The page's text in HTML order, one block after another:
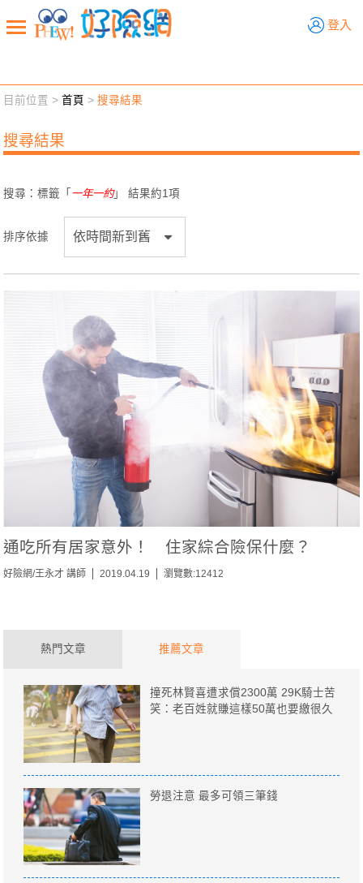
登入
新聞觀點 業務交流
退休先準備 好險學堂 輔銷工具 活動專區
目前位置 >首頁 >搜尋結果
搜尋結果
搜尋：標籤「 一年一約」 結果約1項
排序依據
通吃所有居家意外！ 住家綜合險保什麼？
好險網/王永才 講師 2019.04.19 瀏覽數:12412
熱門文章 推薦文章
撞死林賢喜遭求償2300萬 29K騎士苦
笑：老百姓就賺這樣50萬也要繳很久
勞退注意 最多可領三筆錢